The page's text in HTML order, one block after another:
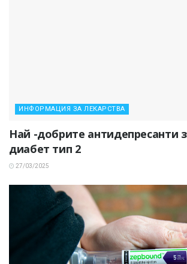
ИНФОРМАЦИЯ ЗА ЛЕКАРСТВА
Най -добрите антидепресанти
диабет тип 2
27/03/2025